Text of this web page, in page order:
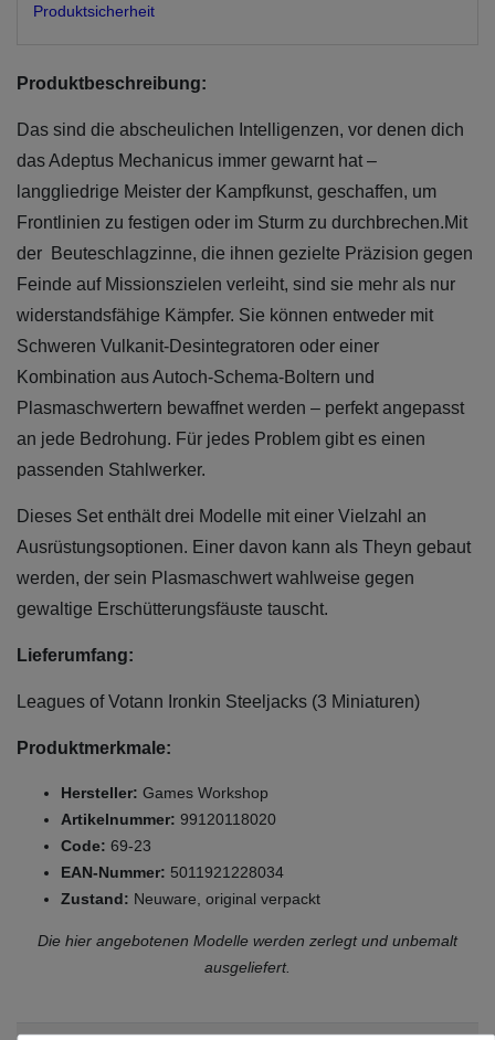
Produktsicherheit
Produktbeschreibung:
Das sind die abscheulichen Intelligenzen, vor denen dich
das Adeptus Mechanicus immer gewarnt hat –
langgliedrige Meister der Kampfkunst, geschaffen, um
Frontlinien zu festigen oder im Sturm zu durchbrechen.Mit
der Beuteschlagzinne, die ihnen gezielte Präzision gegen
Feinde auf Missionszielen verleiht, sind sie mehr als nur
widerstandsfähige Kämpfer. Sie können entweder mit
Schweren Vulkanit-Desintegratoren oder einer
Kombination aus Autoch-Schema-Boltern und
Plasmaschwertern bewaffnet werden – perfekt angepasst
an jede Bedrohung. Für jedes Problem gibt es einen
passenden Stahlwerker.
Dieses Set enthält drei Modelle mit einer Vielzahl an
Ausrüstungsoptionen. Einer davon kann als Theyn gebaut
werden, der sein Plasmaschwert wahlweise gegen
gewaltige Erschütterungsfäuste tauscht.
Lieferumfang:
Leagues of Votann Ironkin Steeljacks (3 Miniaturen)
Produktmerkmale:
Hersteller: Games Workshop
Artikelnummer: 99120118020
Code: 69-23
EAN-Nummer: 5011921228034
Zustand: Neuware, original verpackt
Die hier angebotenen Modelle werden zerlegt und unbemalt
ausgeliefert.